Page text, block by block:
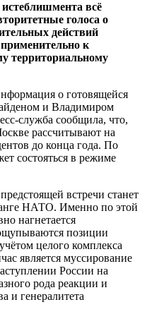
всё
голоса о
действий
к
территориальному
о готовящейся
и Владимиром
служба сообщила, что,
рассчитывают на
до конца года. По
состояться в режиме
встречи станет
НАТО. Именно по этой
нагнетается
позиции
целого комплекса
является муссирование
России на
рода реакции и
и генералитета